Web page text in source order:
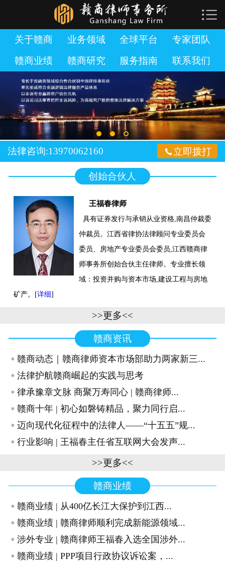
 网站首页
关于赣商
业务领域
全球平台
专家团队
赣商业绩
赣商研究
加入赣商
联系我们

关于赣商 业务领域 全球平台
专家团队
赣商业绩
赣商研究 服务指南 联系我们
立即拨打
法律咨询:13970062160
创始合伙人
王福春律师
具有证券发行与承销从业资格,南昌仲裁委
仲裁员。江西省律协法律顾问专业委员会
委员、房地产专业委员会委员,江西赣商律
师事务所创始合伙主任律师。专业擅长领
域：投资并购与资本市场,建设工程与房地
矿产。[详细]
>>更多<<
赣商资讯
· 赣商动态｜赣商律师资本市场部助力两家新三...
· 法律护航赣商崛起的实践与思考
· 律承豫章文脉 商聚万寿同心 | 赣商律师...
· 赣商十年 | 初心如磐铸精品，聚力同行启...
· 迈向现代化征程中的法律人——“十五五”规...
· 行业影响 | 王福春主任省互联网大会发声...
>>更多<<
赣商业绩
· 赣商业绩 | 从400亿长江大保护到江西...
· 赣商业绩 | 赣商律师顺利完成新能源领域...
· 涉外专业 | 赣商律师王福春入选全国涉外...
· 赣商业绩 | PPP项目行政协议诉讼案，...